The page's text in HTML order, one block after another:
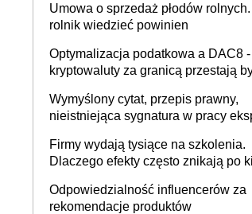
Umowa o sprzedaż płodów
rolnik wiedzieć powinien
Optymalizacja podatkowa a DAC8 -
kryptowaluty za granicą przestają
Wymyślony cytat, przepis prawny,
nieistniejąca sygnatura w pracy
firmie
Firmy wydają tysiące na szkolenia.
Dlaczego efekty często znikają po
Odpowiedzialność influencerów za
rekomendacje produktów